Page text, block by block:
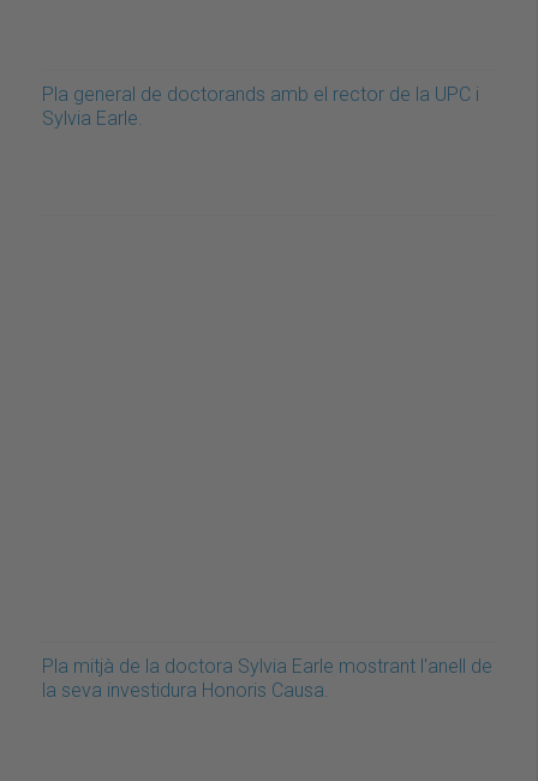
Pla general de doctorands amb el rector de la UPC i
Sylvia Earle.
Pla mitjà de la doctora Sylvia Earle mostrant l'anell de
la seva investidura Honoris Causa.